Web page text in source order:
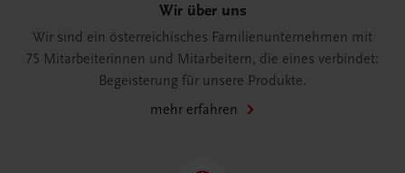
Wir über uns
Wir sind ein österreichisches Familienunternehmen mit
75 Mitarbeiterinnen und Mitarbeitern, die eines verbindet:
Begeisterung für unsere Produkte.
mehr erfahren